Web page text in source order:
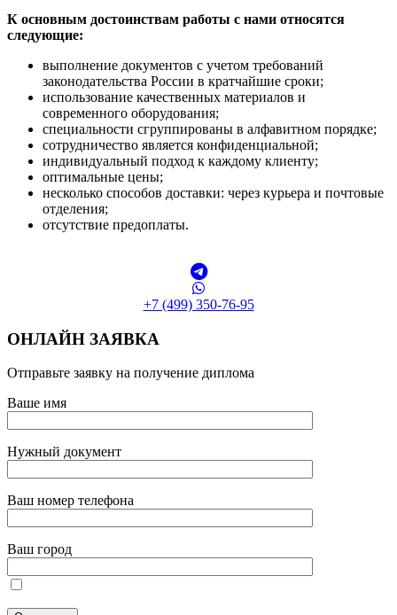
К основным достоинствам работы с нами относятся
следующие:
выполнение документов с учетом требований
законодательства России в кратчайшие сроки;
использование качественных материалов и
современного оборудования;
специальности сгруппированы в алфавитном порядке;
сотрудничество является конфиденциальной;
индивидуальный подход к каждому клиенту;
оптимальные цены;
несколько способов доставки: через курьера и почтовые
отделения;
отсутствие предоплаты.
+7 (499) 350-76-95
ОНЛАЙН ЗАЯВКА
Отправьте заявку на получение диплома
Ваше имя
Нужный документ
Ваш номер телефона
Ваш город